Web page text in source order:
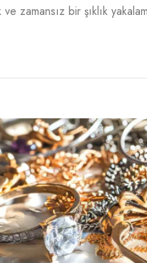
zamansız bir şıklık